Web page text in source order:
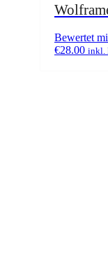
Bewertet
€28.00 inkl.